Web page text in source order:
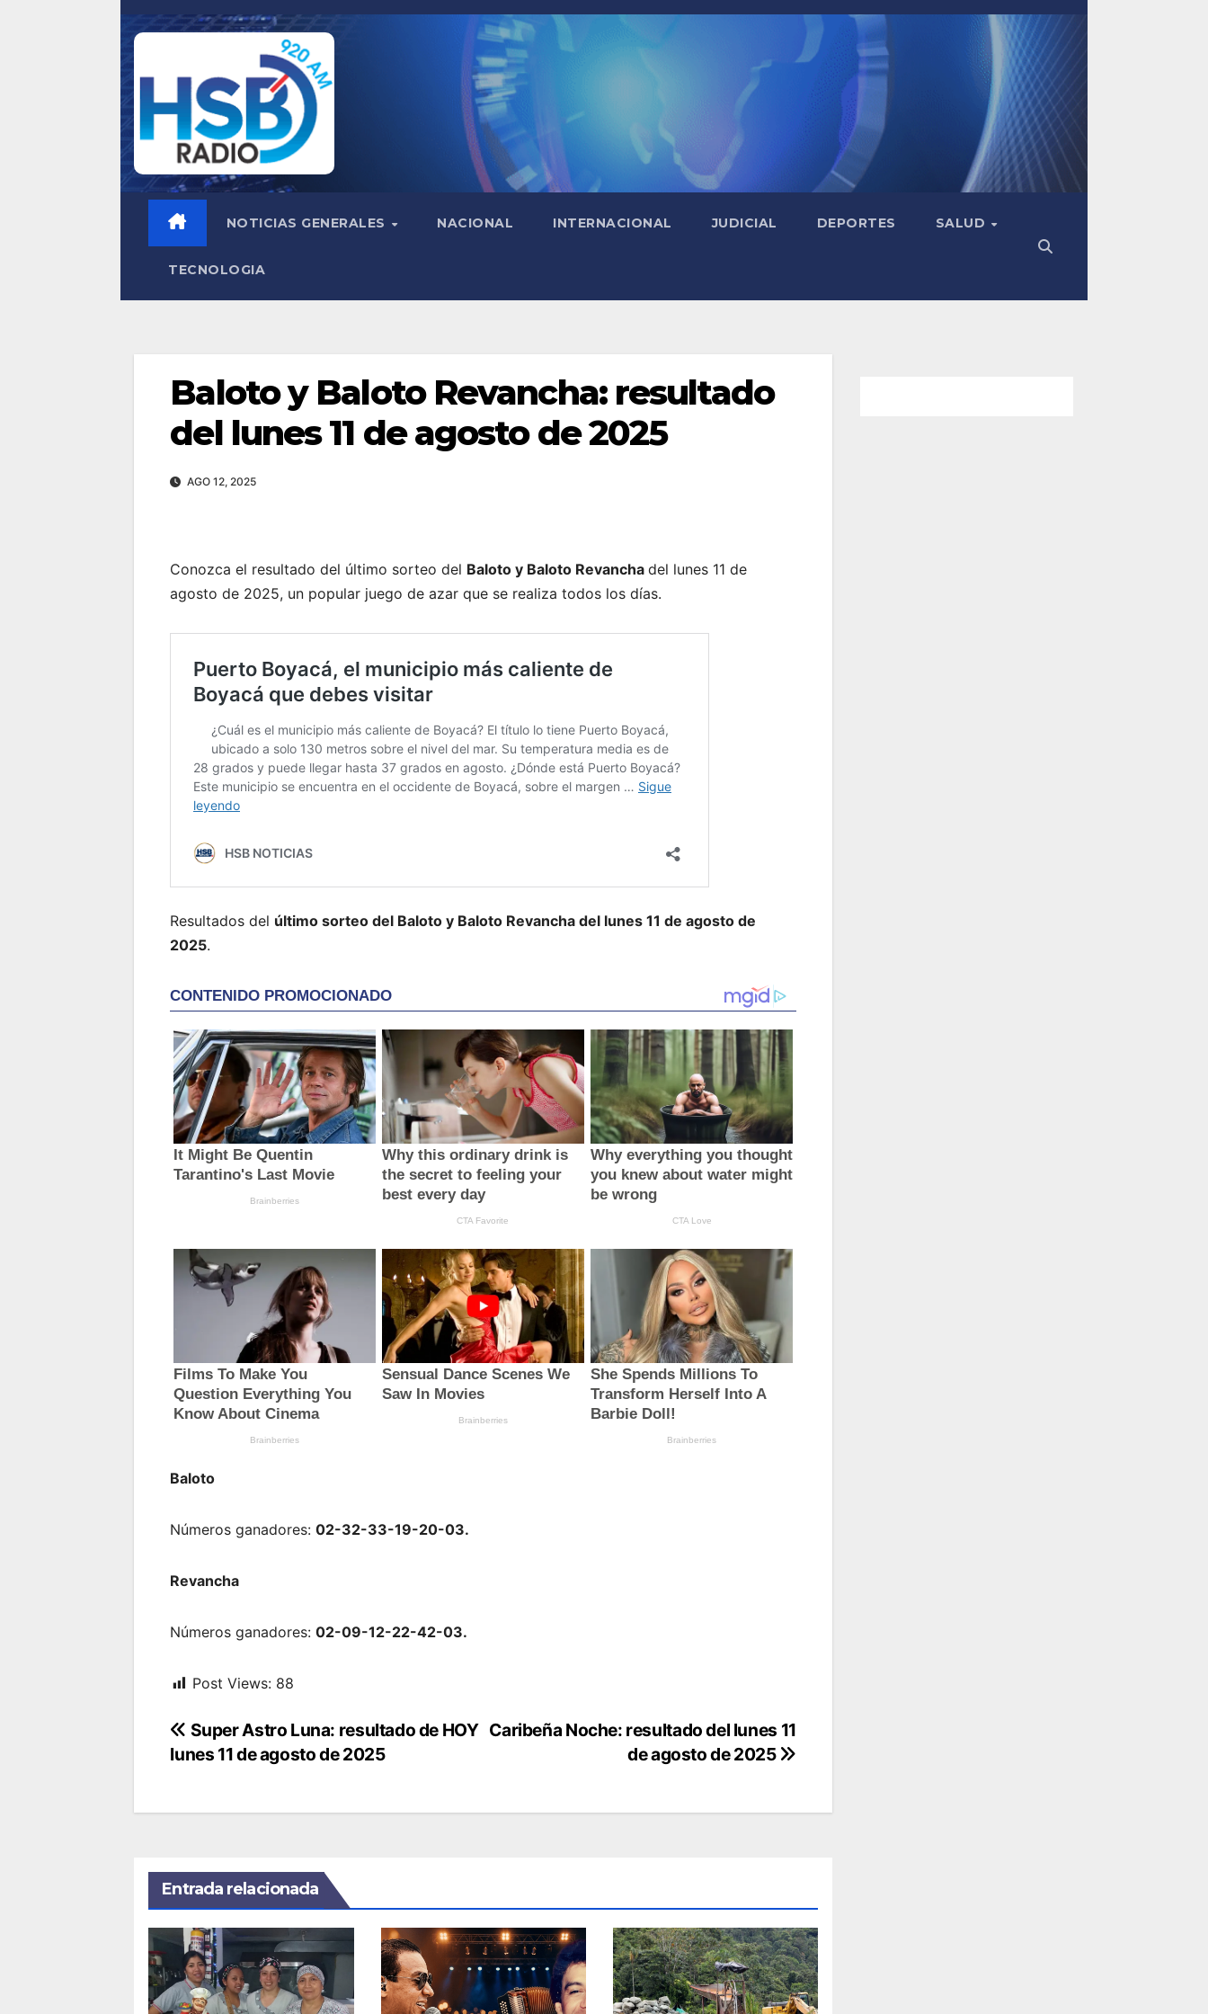
Saltar
contenido
NOTICIAS GENERALES NACIONAL INTERNACIONAL JUDICIAL DEPORTES SALUD
TECNOLOGIA
Baloto y Baloto Revancha: resultado
del lunes 11 de agosto de 2025
AGO 12, 2025
Conozca el resultado del último sorteo del Baloto y Baloto Revanchadel lunes 11 de
agosto de 2025, un popular juego de azar que se realiza todos los días.
Resultados del último sorteo del Baloto y Baloto Revancha del lunes 11 de agosto de
2025.
Baloto
Números ganadores:02-32-33-19-20-03.
Revancha
Números ganadores:02-09-12-22-42-03.
Post Views: 88
Navegación
de
entradas
Caribeña Noche: resultado del lunes 11
de agosto de 2025
Super Astro Luna: resultado de HOY
lunes 11 de agosto de 2025
Entrada relacionada